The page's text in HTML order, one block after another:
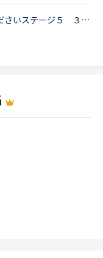
カランステージ５について質問させてくださいステージ５ ３１８ The difference between those two sentences is that &quot;I must study&quot; means that I have no alternative, whereas &quot; I should s...